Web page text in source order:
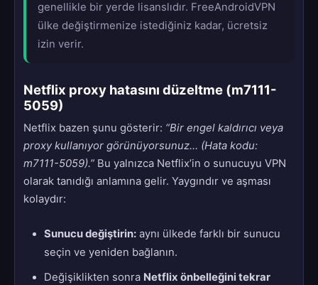
genellikle bir yerde lisanslıdır. FreeAndroidVPN
ülke değiştirmenize istediğiniz kadar, ücretsiz
izin verir.
Netflix proxy hatasını düzeltme (m7111-
5059)
Netflix bazen şunu gösterir: “Bir engel kaldırıcı veya
proxy kullanıyor görünüyorsunuz… (Hata kodu:
m7111-5059).” Bu yalnızca Netflix’in o sunucuyu VPN
olarak tanıdığı anlamına gelir. Yaygındır ve aşması
kolaydır:
Sunucu değiştirin:aynı ülkede farklı bir sunucu
seçin ve yeniden bağlanın.
Değişiklikten sonra Netflix önbelleğini tekrar